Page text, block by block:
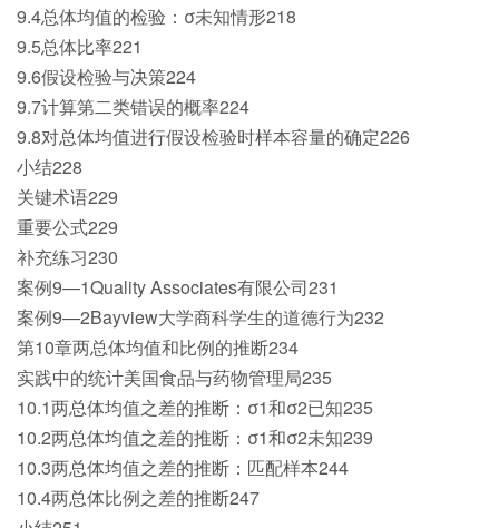
9.4总体均值的检验：σ未知情形218
9.5总体比率221
9.6假设检验与决策224
9.7计算第二类错误的概率224
9.8对总体均值进行假设检验时样本容量的确定226
小结228
关键术语229
重要公式229
补充练习230
案例9—1Quality Associates有限公司231
案例9—2Bayview大学商科学生的道德行为232
第10章两总体均值和比例的推断234
实践中的统计美国食品与药物管理局235
10.1两总体均值之差的推断：σ1和σ2已知235
10.2两总体均值之差的推断：σ1和σ2未知239
10.3两总体均值之差的推断：匹配样本244
10.4两总体比例之差的推断247